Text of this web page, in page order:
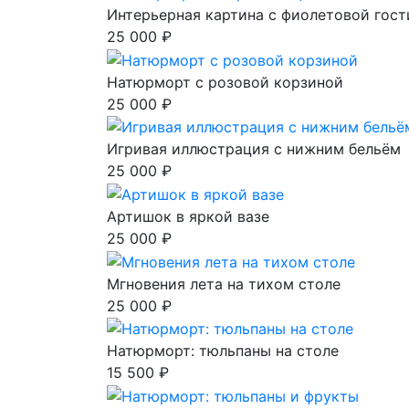
Интерьерная картина с фиолетовой
25 000 ₽
Натюрморт с розовой корзиной
25 000 ₽
Игривая иллюстрация с нижним бельём
25 000 ₽
Артишок в яркой вазе
25 000 ₽
Мгновения лета на тихом столе
25 000 ₽
Натюрморт: тюльпаны на столе
15 500 ₽